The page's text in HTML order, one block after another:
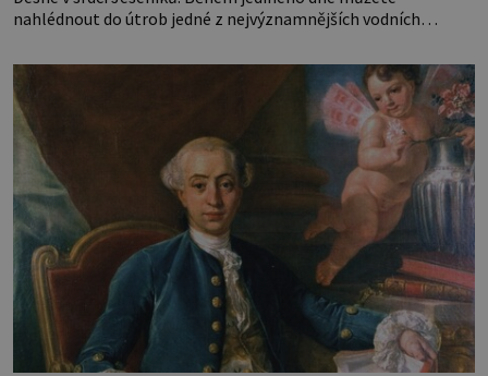
nahlédnout do útrob jedné z nejvýznamnějších vodních
koloběžce a den zakončit poznáváním památek ve Velkých
Losinách nebo v termálním